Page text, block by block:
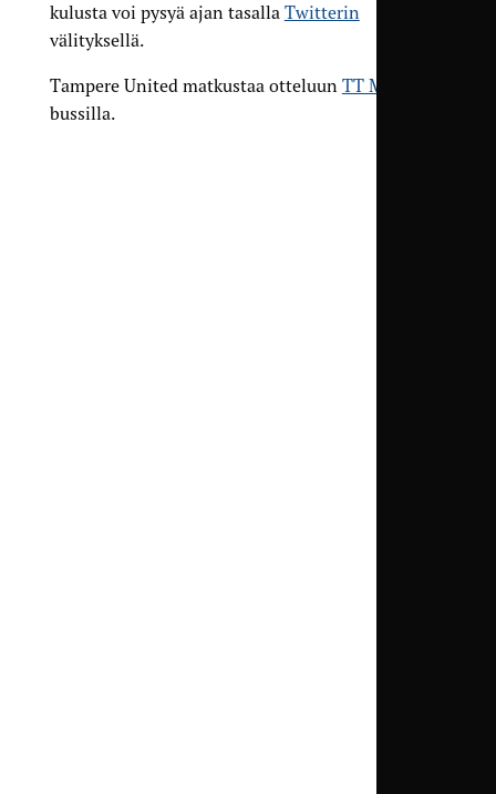
kulusta voi pysyä ajan tasalla Twitterin
välityksellä.
Tampere United matkustaa otteluun TT Matkojen
bussilla.